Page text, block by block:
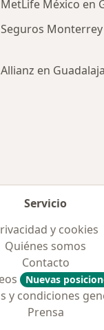
México en
en
Servicio
y cookies
Quiénes somos
Contacto
Nuevas
y condiciones
Prensa